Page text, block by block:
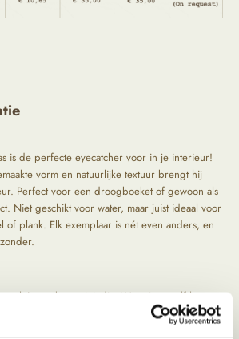
is de perfecte eyecatcher voor in je interieur!
vorm en natuurlijke textuur brengt hij
Perfect voor een droogboeket of gewoon als
Niet geschikt voor water, maar juist ideaal voor
of plank. Elk exemplaar is nét even anders, en
vaas komt uit India. We reizen zelf langs
mooiste items op te speuren. Tijdens het
letten we vooral op kwaliteit en oorsprong.